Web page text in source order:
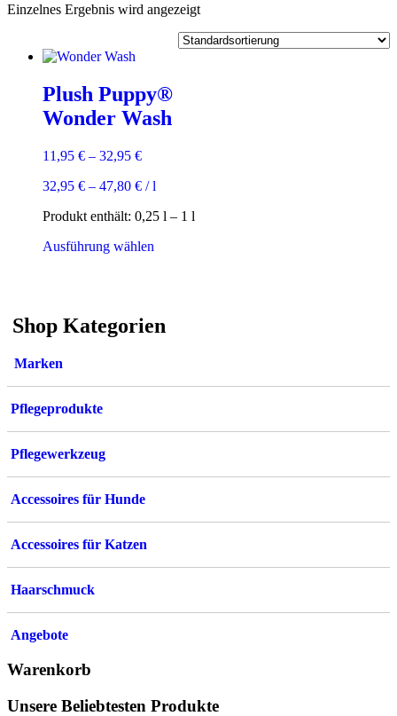
Einzelnes Ergebnis wird angezeigt
Plush Puppy®
Wonder Wash
11,95 € – 32,95 €
32,95 € – 47,80 € /l
Produkt enthält: 0,25 l – 1 l
Ausführung wählen
auf.
auf
gewählt
Shop Kategorien
Marken
Pflegeprodukte
Pflegewerkzeug
Accessoires für Hunde
Accessoires für Katzen
Haarschmuck
Angebote
Warenkorb
Unsere Beliebtesten Produkte